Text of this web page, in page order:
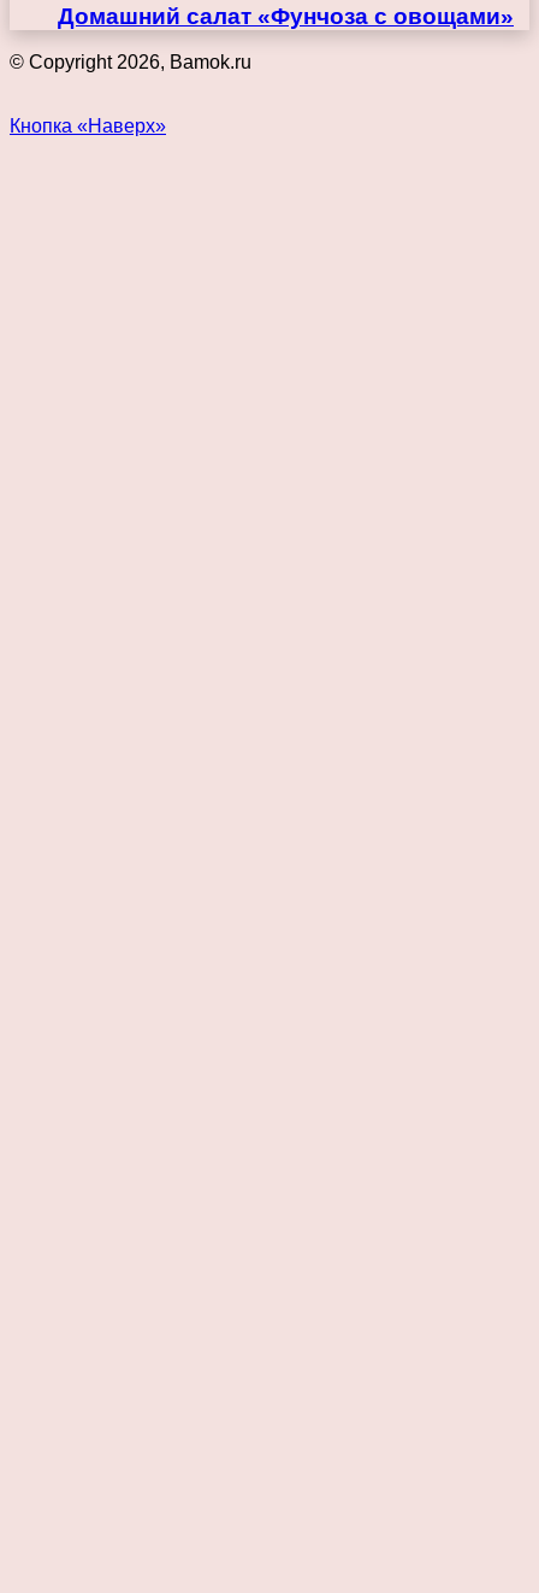
Домашний салат «Фунчоза с овощами»
© Copyright 2026, Bamok.ru
Кнопка «Наверх»